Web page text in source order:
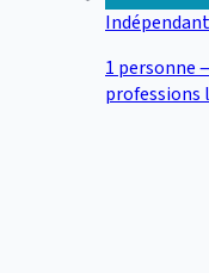
Indépendant
1 personne
professions